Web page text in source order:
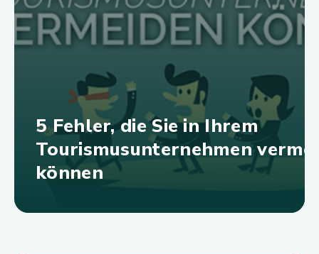
5 Fehler, die Sie in Ihrem
Tourismusunternehmen
können